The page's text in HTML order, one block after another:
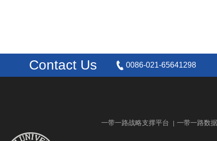
Contact Us 0086-021-65641298
一带一路战略支撑平台 一带一路数